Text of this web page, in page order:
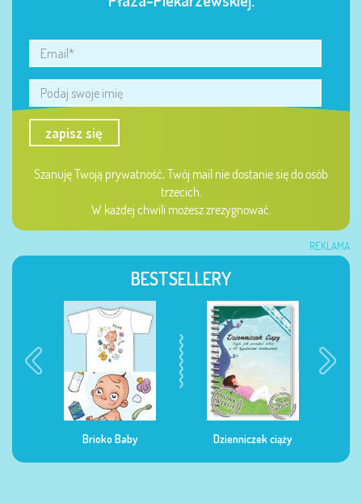
zapisz się
Szanuję Twoją prywatność, Twój mail nie dostanie się do osób
trzecich.
W każdej chwili możesz zrezygnować.
REKLAMA
BESTSELLERY
Dzienniczek ciąży Dzienniczek żywienia